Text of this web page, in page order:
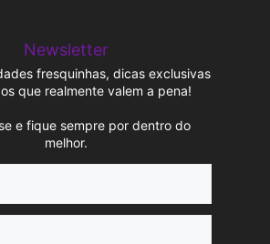
Newsletter
fresquinhas, dicas exclusivas
que realmente valem a pena!
e fique sempre por dentro do
melhor.